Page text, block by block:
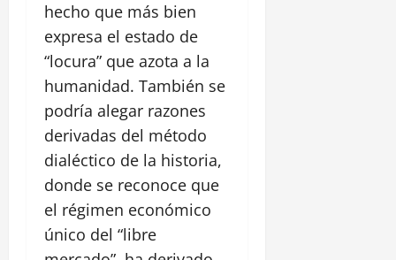
hecho que más bien
expresa el estado de
“locura” que azota a la
humanidad. También se
podría alegar razones
derivadas del método
dialéctico de la historia,
donde se reconoce que
el régimen económico
único del “libre